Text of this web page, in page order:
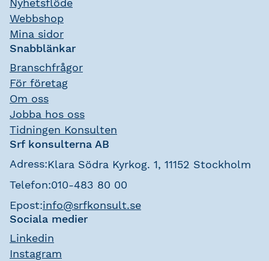
Nyhetsflöde
Webbshop
Mina sidor
Snabblänkar
Branschfrågor
För företag
Om oss
Jobba hos oss
Tidningen Konsulten
Srf konsulterna AB
Adress:Klara Södra Kyrkog. 1, 11152 Stockholm
Telefon:010-483 80 00
Epost:info@srfkonsult.se
Sociala medier
Linkedin
Instagram